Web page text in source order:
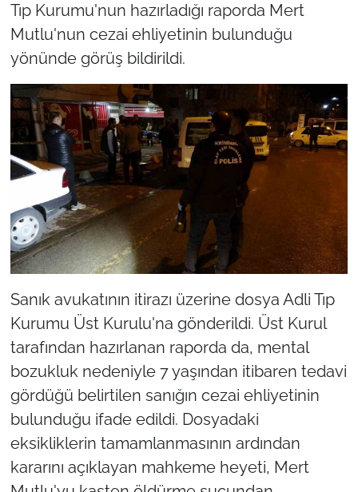
Tıp Kurumu'nun hazırladığı raporda Mert
Mutlu'nun cezai ehliyetinin bulunduğu
yönünde görüş bildirildi.
Sanık avukatının itirazı üzerine dosya Adli Tıp
Kurumu Üst Kurulu'na gönderildi. Üst Kurul
tarafından hazırlanan raporda da, mental
bozukluk nedeniyle 7 yaşından itibaren tedavi
gördüğü belirtilen sanığın cezai ehliyetinin
bulunduğu ifade edildi. Dosyadaki
eksikliklerin tamamlanmasının ardından
kararını açıklayan mahkeme heyeti, Mert